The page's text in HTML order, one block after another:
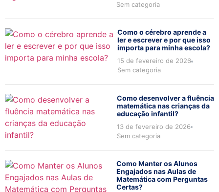
Sem categoria
Como o cérebro aprende a
ler e escrever e por que isso
importa para minha escola?
15 de fevereiro de 2026
Sem categoria
Como desenvolver a fluência
matemática nas crianças da
educação infantil?
13 de fevereiro de 2026
Sem categoria
Como Manter os Alunos
Engajados nas Aulas de
Matemática com Perguntas
Certas?